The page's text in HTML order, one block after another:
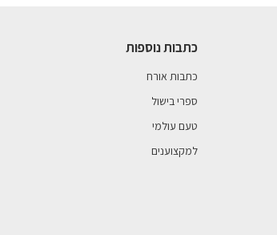
כתבות נוספות
כתבות אורח
ספרי בישול
טעם עולמי
למקצוענים